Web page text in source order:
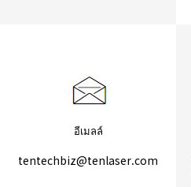
อีเมลล์
tentechbiz@tenlaser.com